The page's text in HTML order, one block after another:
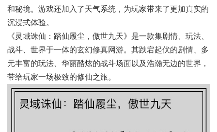
和秘境。游戏还加入了天气系统，为玩家带来了更加真实的
沉浸式体验。
《灵域诛仙：踏仙履尘，傲世九天》是一款集剧情、玩法、
战斗、世界于一体的玄幻修真网游。其跌宕起伏的剧情、多
元丰富的玩法、华丽酷炫的战斗场面以及浩瀚无边的世界，
带给玩家一场极致的修仙之旅。